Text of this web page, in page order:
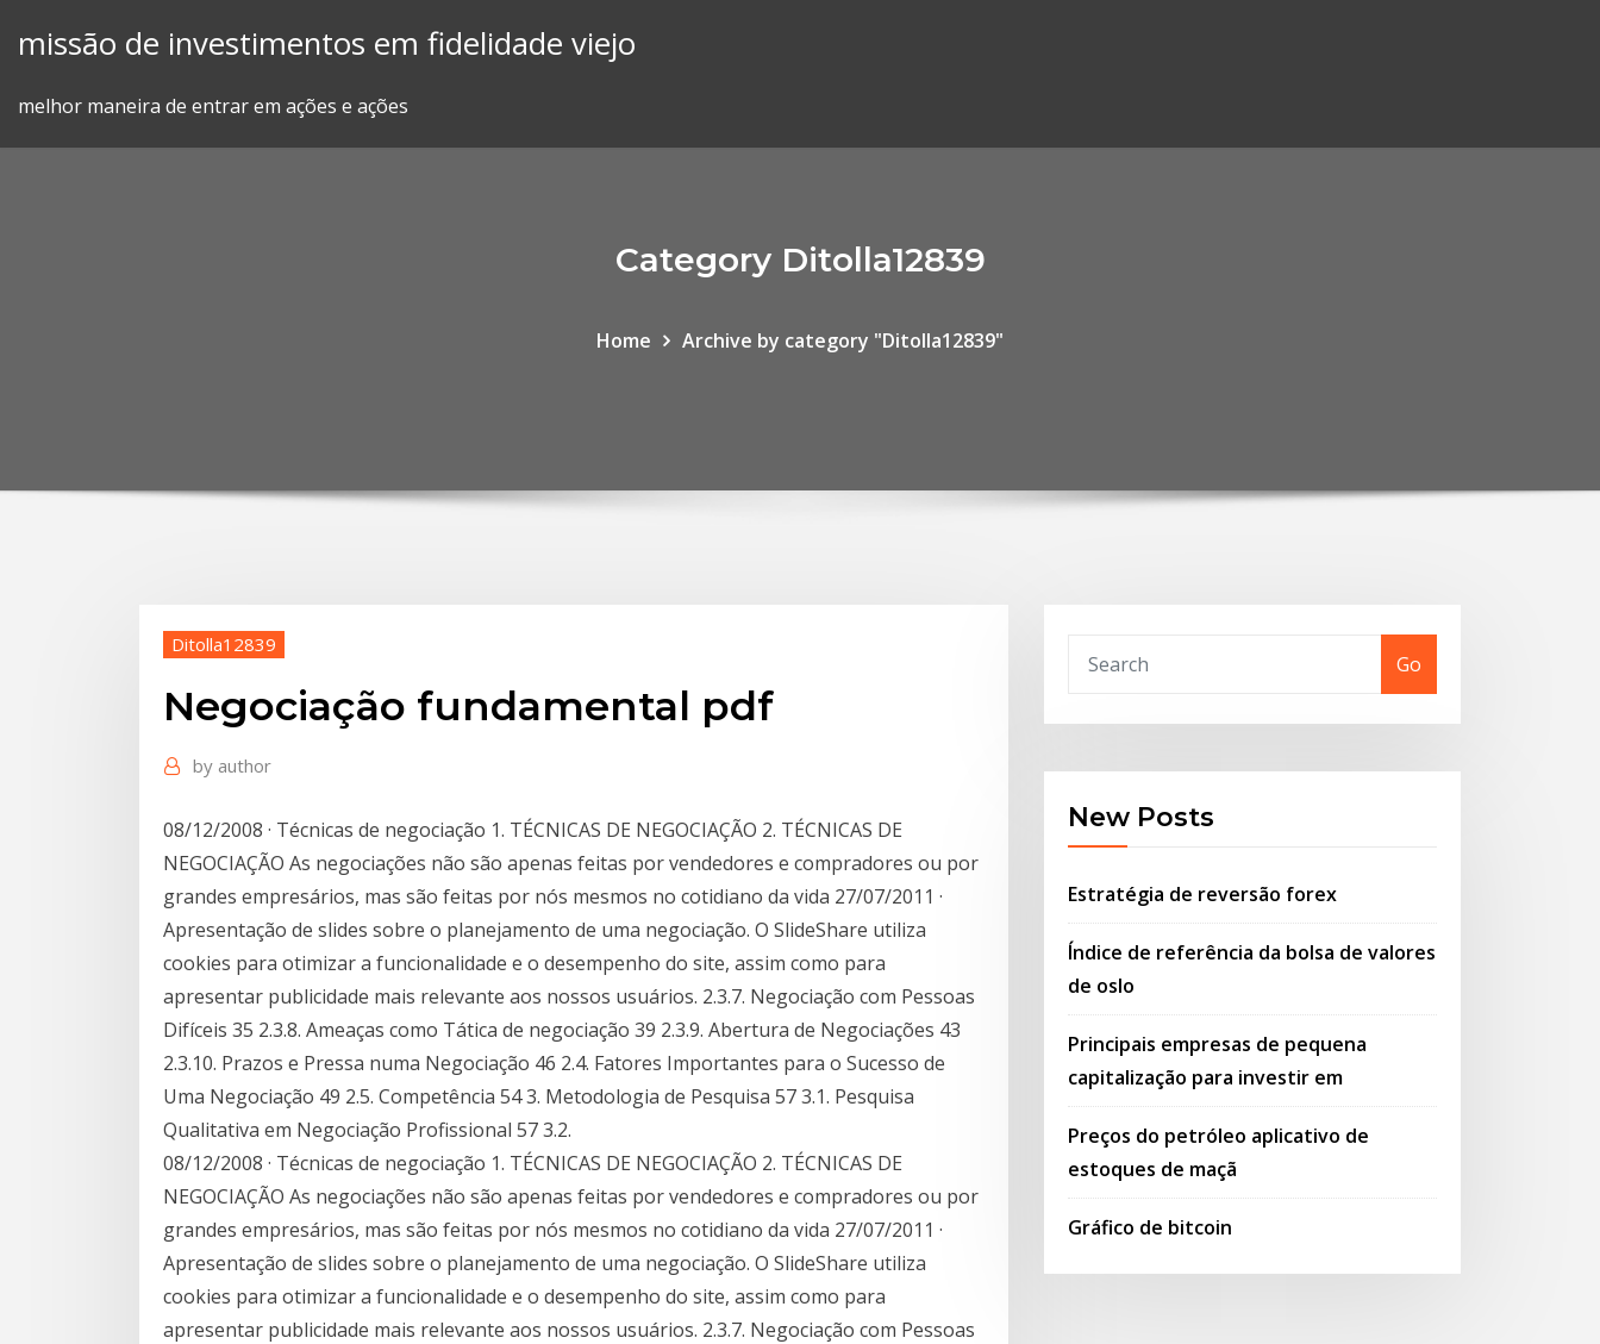
missão de investimentos em fidelidade viejo
melhor maneira de entrar em ações e ações
Category Ditolla12839
Home Archive by category "Ditolla12839"
Ditolla12839
Negociação fundamental pdf
by author
08/12/2008 · Técnicas de negociação 1. TÉCNICAS DE NEGOCIAÇÃO 2. TÉCNICAS DE
NEGOCIAÇÃO As negociações não são apenas feitas por vendedores e compradores ou por
grandes empresários, mas são feitas por nós mesmos no cotidiano da vida 27/07/2011 ·
Apresentação de slides sobre o planejamento de uma negociação. O SlideShare utiliza
cookies para otimizar a funcionalidade e o desempenho do site, assim como para
apresentar publicidade mais relevante aos nossos usuários. 2.3.7. Negociação com Pessoas
Difíceis 35 2.3.8. Ameaças como Tática de negociação 39 2.3.9. Abertura de Negociações 43
2.3.10. Prazos e Pressa numa Negociação 46 2.4. Fatores Importantes para o Sucesso de
Uma Negociação 49 2.5. Competência 54 3. Metodologia de Pesquisa 57 3.1. Pesquisa
Qualitativa em Negociação Profissional 57 3.2.
08/12/2008 · Técnicas de negociação 1. TÉCNICAS DE NEGOCIAÇÃO 2. TÉCNICAS DE
NEGOCIAÇÃO As negociações não são apenas feitas por vendedores e compradores ou por
grandes empresários, mas são feitas por nós mesmos no cotidiano da vida 27/07/2011 ·
Apresentação de slides sobre o planejamento de uma negociação. O SlideShare utiliza
cookies para otimizar a funcionalidade e o desempenho do site, assim como para
apresentar publicidade mais relevante aos nossos usuários. 2.3.7. Negociação com Pessoas
Go
New Posts
Estratégia de reversão forex
Índice de referência da bolsa de valores
de oslo
Principais empresas de pequena
capitalização para investir em
Preços do petróleo aplicativo de
estoques de maçã
Gráfico de bitcoin